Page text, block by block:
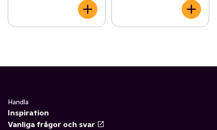
Handla
Inspiration
Vanliga frågor och svar